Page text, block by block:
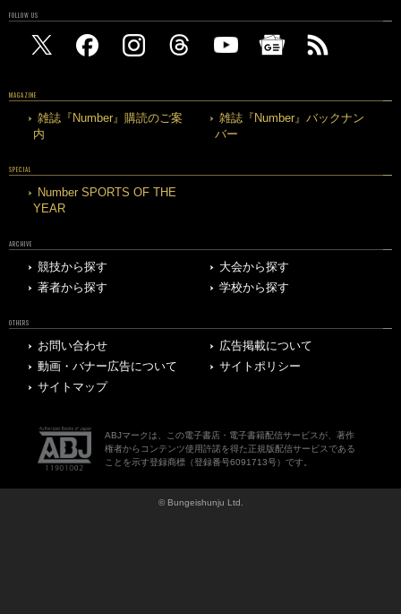
FOLLOW US
MAGAZINE
雑誌『Number』購読のご案
内
雑誌『Number』バックナン
バー
SPECIAL
Number SPORTS OF THE
YEAR
ARCHIVE
競技から探す
大会から探す
著者から探す
学校から探す
OTHERS
お問い合わせ
広告掲載について
動画・バナー広告について
サイトポリシー
サイトマップ
ABJマークは、この電子書店・電子書籍配信サービスが、著作
権者からコンテンツ使用許諾を得た正規版配信サービスである
ことを示す登録商標（登録番号6091713号）です。
© Bungeishunju Ltd.